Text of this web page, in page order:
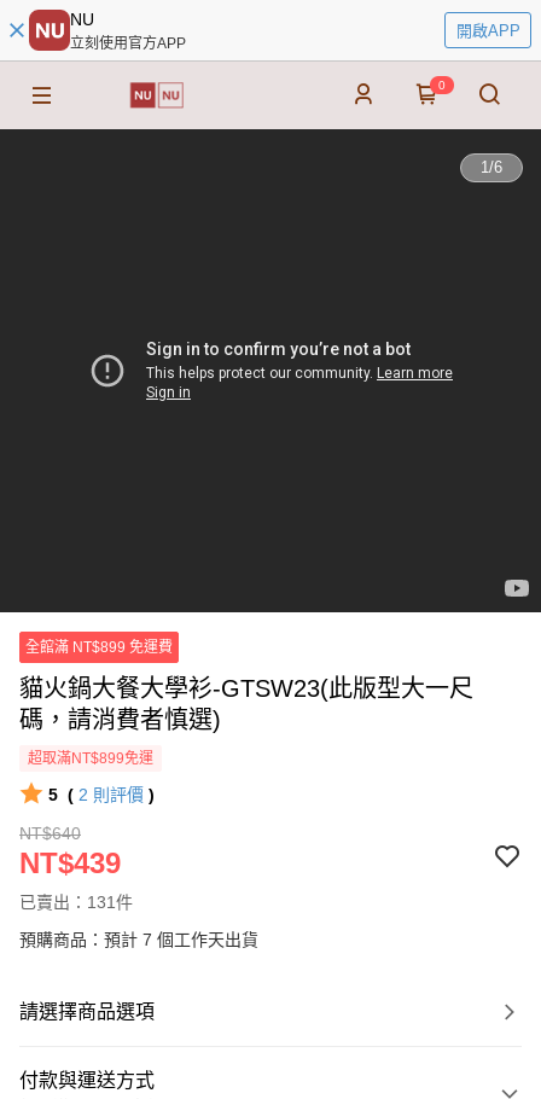
NU
立刻使用官方APP
開啟APP
0
1/6
全館滿 NT$899 免運費
貓火鍋大餐大學衫-GTSW23(此版型大一尺
碼，請消費者慎選)
超取滿NT$899免運
5 ( 2 則評價 )
NT$640
NT$439
已賣出：131件
預購商品：預計 7 個工作天出貨
請選擇商品選項
付款與運送方式